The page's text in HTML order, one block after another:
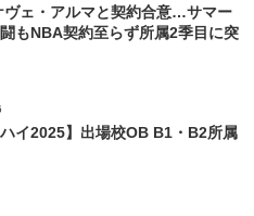
ヴェ・アルマと契約合意…サマー
もNBA契約至らず所属2季目に突
ハイ2025】出場校OB B1・B2所属